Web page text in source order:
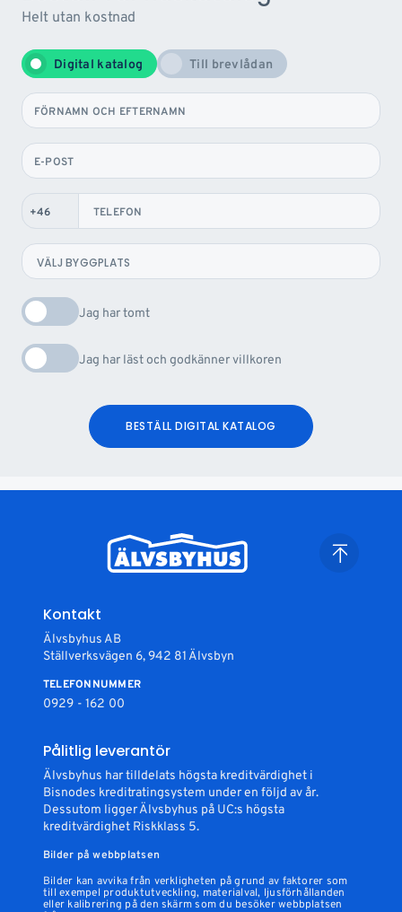
Helt utan kostnad
Digital katalog Till brevlådan
FÖRNAMN OCH EFTERNAMN
E-POST
TELEFON
Jag har tomt
Jag har läst och godkänner villkoren
BESTÄLL DIGITAL KATALOG
Kontakt
Älvsbyhus AB
Ställverksvägen 6, 942 81 Älvsbyn
TELEFONNUMMER
0929 - 162 00
Pålitlig leverantör
Älvsbyhus har tilldelats högsta kreditvärdighet i
Bisnodes kreditratingsystem under en följd av år.
Dessutom ligger Älvsbyhus på UC:s högsta
kreditvärdighet Riskklass 5.
Bilder på webbplatsen
Bilder kan avvika från verkligheten på grund av faktorer som
till exempel produktutveckling, materialval, ljusförhållanden
eller kalibrering på den skärm som du besöker webbplatsen